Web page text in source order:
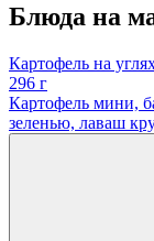
Блюда на
Картофель на
296 г
Картофель мини,
зеленью, лаваш